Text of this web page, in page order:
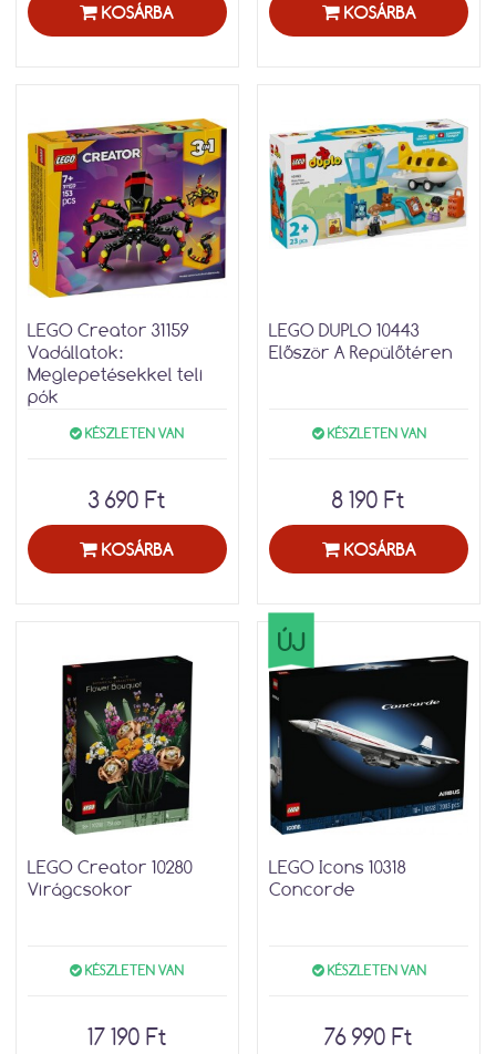
KOSÁRBA KOSÁRBA
LEGO Creator 31159
Vadállatok:
Meglepetésekkel teli
pók
KÉSZLETEN VAN
3 690 Ft
KOSÁRBA
LEGO DUPLO 10443
Először A Repülőtéren
KÉSZLETEN VAN
8 190 Ft
KOSÁRBA
LEGO Creator 10280
Virágcsokor
KÉSZLETEN VAN
17 190 Ft
ÚJ
LEGO Icons 10318
Concorde
KÉSZLETEN VAN
76 990 Ft